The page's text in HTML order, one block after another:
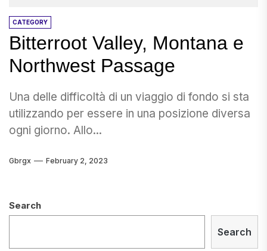
CATEGORY
Bitterroot Valley, Montana e
Northwest Passage
Una delle difficoltà di un viaggio di fondo si sta
utilizzando per essere in una posizione diversa
ogni giorno. Allo...
Gbrgx February 2, 2023
Search
Search